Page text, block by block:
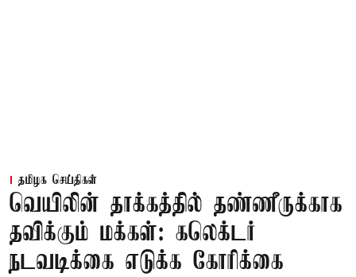
தமிழக செய்திகள்
வெயிலின் தாக்கத்தில் தண்ணீருக்காக
தவிக்கும் மக்கள்: கலெக்டர்
நடவடிக்கை எடுக்க கோரிக்கை